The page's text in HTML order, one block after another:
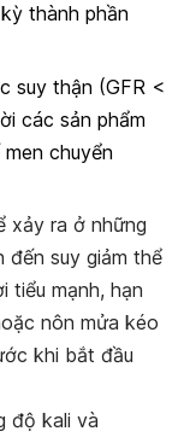
thành phần
suy thận (GFR <
các sản phẩm
chuyển
xảy ra ở những
đến suy giảm thể
tiểu mạnh, hạn
nôn mửa kéo
khi bắt đầu
độ kali và